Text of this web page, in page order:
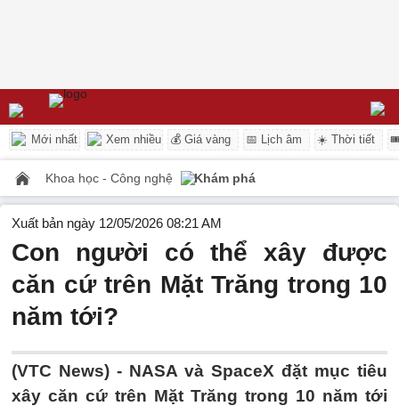
Mới nhất Xem nhiều 💰 Giá vàng 📅 Lịch âm ☀️ Thời tiết
Khoa học - Công nghệ Khám phá
Xuất bản ngày 12/05/2026 08:21 AM
Con người có thể xây được
căn cứ trên Mặt Trăng trong 10
năm tới?
(VTC News) - NASA và SpaceX đặt mục tiêu
xây căn cứ trên Mặt Trăng trong 10 năm tới